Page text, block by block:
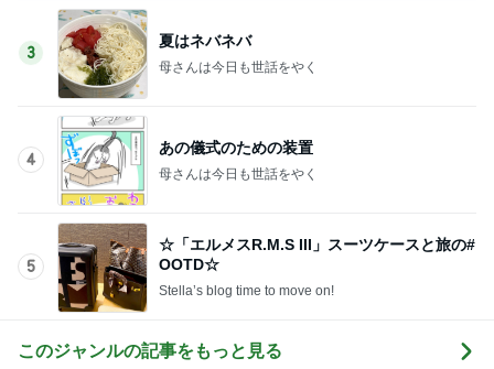
3
夏はネバネバ
母さんは今日も世話をやく
4
あの儀式のための装置
母さんは今日も世話をやく
5
☆「エルメスR.M.S III」スーツケースと旅の#
OOTD☆
このジャンルの記事をもっと見る